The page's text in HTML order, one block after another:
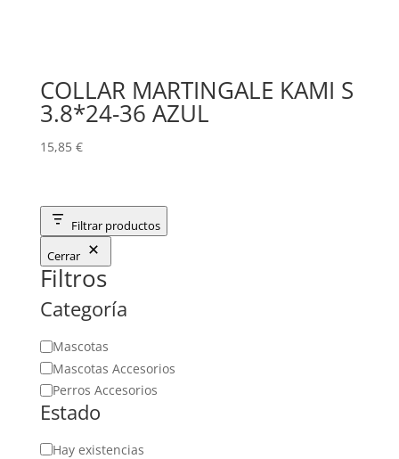
COLLAR MARTINGALE KAMI S
3.8*24-36 AZUL
15,85 €
Filtrar productos
Cerrar
Filtros
Categoría
Categoría
Mascotas
Mascotas Accesorios
Perros Accesorios
Estado
Estado
Hay existencias